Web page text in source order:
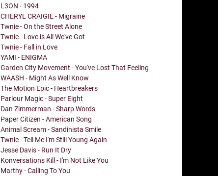
L3ON - 1994
CHERYL CRAIGIE - Migraine
Twnie - On the Street Alone
Twnie - Love is All We've Got
Twnie - Fall in Love
YAMI - ENIGMA
Garden City Movement - You've Lost That Feeling
WAASH - Might As Well Know
The Motion Epic - Heartbreakers
Parlour Magic - Super Eight
Dan Zimmerman - Sharp Words
Paper Citizen - American Song
Animal Scream - Sandinista Smile
Twnie - Tell Me I'm Still Young Again
Jesse Davis - Run It Dry
Konversations Kill - I'm Not Like You
Marthy - Calling To You